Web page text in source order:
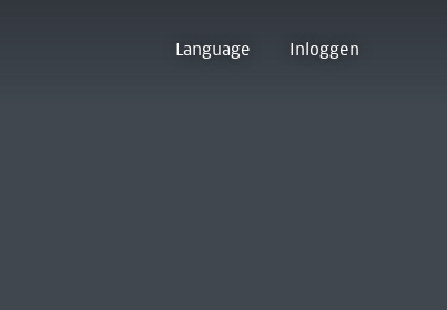
Language Inloggen